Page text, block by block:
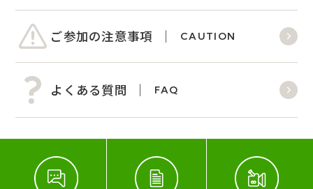
ご参加の注意事項 CAUTION
よくある質問 FAQ